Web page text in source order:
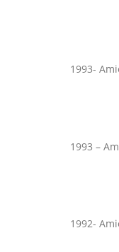
1993-
1993 –
1992-